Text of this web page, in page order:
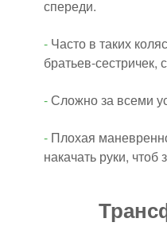
спереди.
- Часто в таких
братьев-
-Сложно за всеми
- Плохая
накачать руки,